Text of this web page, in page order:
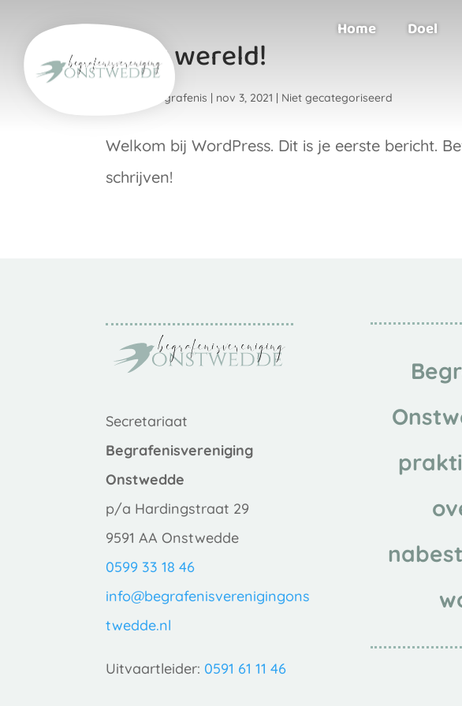
Home Doel
Hallo wereld!
M4Begrafenis | nov 3, 2021 | Niet gecategoriseerd
Welkom bij WordPress. Dit is je eerste bericht.
schrijven!
Secretariaat
Begrafenisvereniging
Onstwedde
p/a Hardingstraat 29
9591 AA Onstwedde
0599 33 18 46
info@begrafenisverenigingons
twedde.nl
Uitvaartleider: 0591 61 11 46